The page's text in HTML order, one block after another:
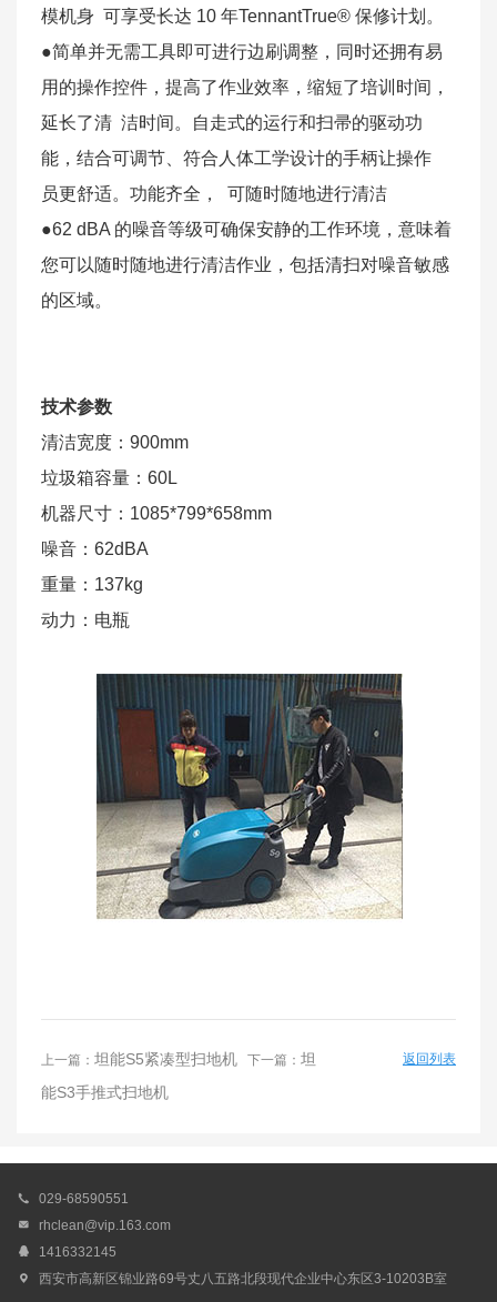
模机身 可享受长达 10 年TennantTrue® 保修计划。
●简单并无需工具即可进行边刷调整，同时还拥有易
用的操作控件，提高了作业效率，缩短了培训时间，
延长了清 洁时间。自走式的运行和扫帚的驱动功
能，结合可调节、符合人体工学设计的手柄让操作
员更舒适。功能齐全， 可随时随地进行清洁
●62 dBA 的噪音等级可确保安静的工作环境，意味着
您可以随时随地进行清洁作业，包括清扫对噪音敏感
的区域。
技术参数
清洁宽度：900mm
垃圾箱容量：60L
机器尺寸：1085*799*658mm
噪音：62dBA
重量：137kg
动力：电瓶
上一篇： 坦能S5紧凑型扫地机 下一篇： 坦
能S3手推式扫地机
返回列表
 029-68590551
 rhclean@vip.163.com
 1416332145
 西安市高新区锦业路69号丈八五路北段现代企业中心东区3-10203B室